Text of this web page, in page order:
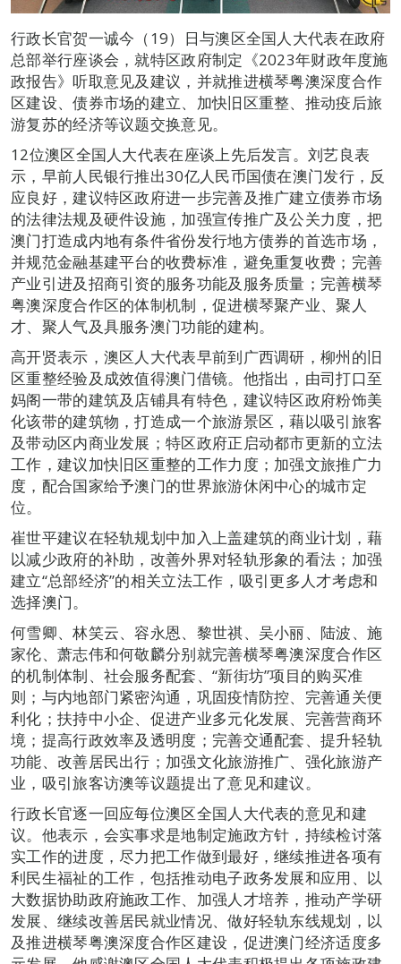
行政长官贺一诚今（19）日与澳区全国人大代表在政府
总部举行座谈会，就特区政府制定《2023年财政年度施
政报告》听取意见及建议，并就推进横琴粤澳深度合作
区建设、债券市场的建立、加快旧区重整、推动疫后旅
游复苏的经济等议题交换意见。
12位澳区全国人大代表在座谈上先后发言。刘艺良表
示，早前人民银行推出30亿人民币国债在澳门发行，反
应良好，建议特区政府进一步完善及推广建立债券市场
的法律法规及硬件设施，加强宣传推广及公关力度，把
澳门打造成内地有条件省份发行地方债券的首选市场，
并规范金融基建平台的收费标准，避免重复收费；完善
产业引进及招商引资的服务功能及服务质量；完善横琴
粤澳深度合作区的体制机制，促进横琴聚产业、聚人
才、聚人气及具服务澳门功能的建构。
高开贤表示，澳区人大代表早前到广西调研，柳州的旧
区重整经验及成效值得澳门借镜。他指出，由司打口至
妈阁一带的建筑及店铺具有特色，建议特区政府粉饰美
化该带的建筑物，打造成一个旅游景区，藉以吸引旅客
及带动区内商业发展；特区政府正启动都市更新的立法
工作，建议加快旧区重整的工作力度；加强文旅推广力
度，配合国家给予澳门的世界旅游休闲中心的城市定
位。
崔世平建议在轻轨规划中加入上盖建筑的商业计划，藉
以减少政府的补助，改善外界对轻轨形象的看法；加强
建立“总部经济”的相关立法工作，吸引更多人才考虑和
选择澳门。
何雪卿、林笑云、容永恩、黎世祺、吴小丽、陆波、施
家伦、萧志伟和何敬麟分别就完善横琴粤澳深度合作区
的机制体制、社会服务配套、“新街坊”项目的购买准
则；与内地部门紧密沟通，巩固疫情防控、完善通关便
利化；扶持中小企、促进产业多元化发展、完善营商环
境；提高行政效率及透明度；完善交通配套、提升轻轨
功能、改善居民出行；加强文化旅游推广、强化旅游产
业，吸引旅客访澳等议题提出了意见和建议。
行政长官逐一回应每位澳区全国人大代表的意见和建
议。他表示，会实事求是地制定施政方针，持续检讨落
实工作的进度，尽力把工作做到最好，继续推进各项有
利民生福祉的工作，包括推动电子政务发展和应用、以
大数据协助政府施政工作、加强人才培养，推动产学研
发展、继续改善居民就业情况、做好轻轨东线规划，以
及推进横琴粤澳深度合作区建设，促进澳门经济适度多